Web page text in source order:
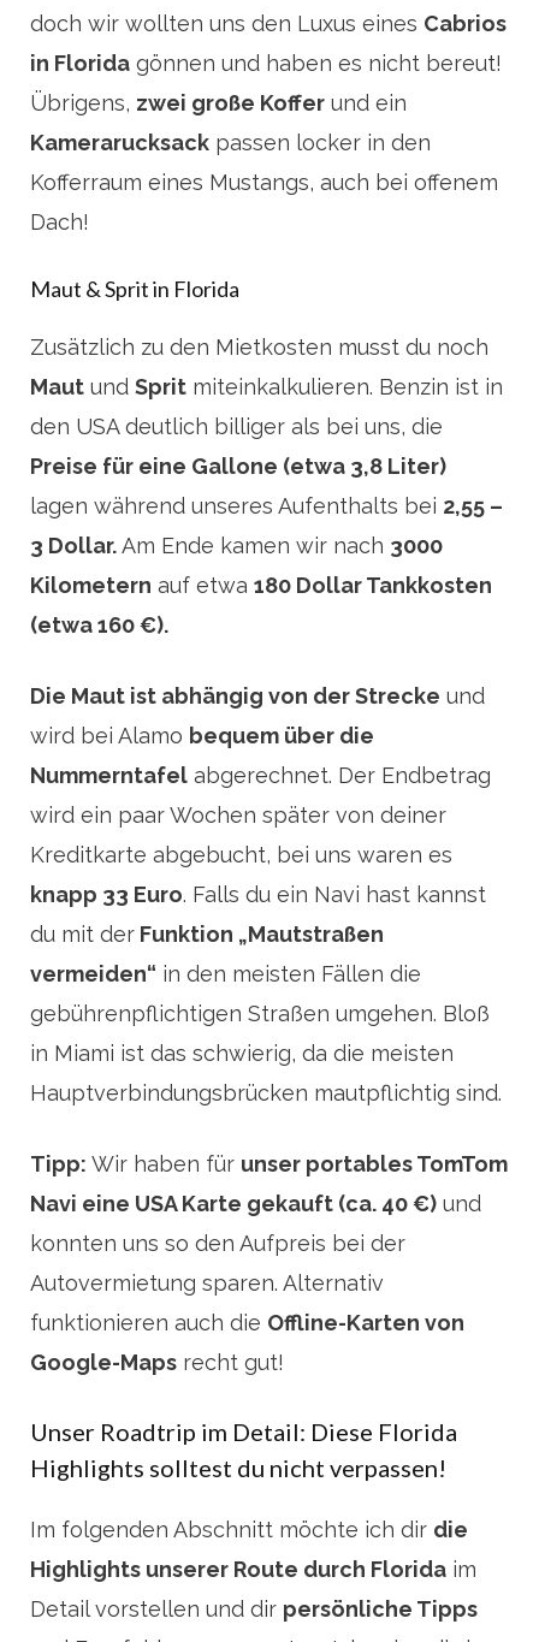
doch wir wollten uns den Luxus eines Cabrios
in Florida gönnen und haben es nicht bereut!
Übrigens, zwei große Koffer und ein
Kamerarucksack passen locker in den
Kofferraum eines Mustangs, auch bei offenem
Dach!
Maut & Sprit in Florida
Zusätzlich zu den Mietkosten musst du noch
Maut und Sprit miteinkalkulieren. Benzin ist in
den USA deutlich billiger als bei uns, die
Preise für eine Gallone (etwa 3,8 Liter)
lagen während unseres Aufenthalts bei 2,55 –
3 Dollar.Am Ende kamen wir nach 3000
Kilometern auf etwa 180 Dollar Tankkosten
(etwa 160 €).
Die Maut ist abhängig von der Strecke und
wird bei Alamo bequem über die
Nummerntafel abgerechnet. Der Endbetrag
wird ein paar Wochen später von deiner
Kreditkarte abgebucht, bei uns waren es
knapp 33 Euro. Falls du ein Navi hast kannst
du mit der Funktion „Mautstraßen
vermeiden“ in den meisten Fällen die
gebührenpflichtigen Straßen umgehen. Bloß
in Miami ist das schwierig, da die meisten
Hauptverbindungsbrücken mautpflichtig sind.
Tipp: Wir haben für unser portables TomTom
Navi eine USA Karte gekauft (ca. 40 €) und
konnten uns so den Aufpreis bei der
Autovermietung sparen. Alternativ
funktionieren auch die Offline-Karten von
Google-Maps recht gut!
Unser Roadtrip im Detail: Diese Florida
Highlights solltest du nicht verpassen!
Im folgenden Abschnitt möchte ich dir die
Highlights unserer Route durch Florida im
Detail vorstellen und dir persönliche Tipps